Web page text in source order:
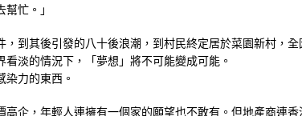
忙。」
，到其後引發的八十後浪潮，到村民終定居於菜園新村，
淡的情況下，「夢想」將不可能變成可能。
力的東西。
高企，年輕人連擁有一個家的願望也不敢有。但地產商連